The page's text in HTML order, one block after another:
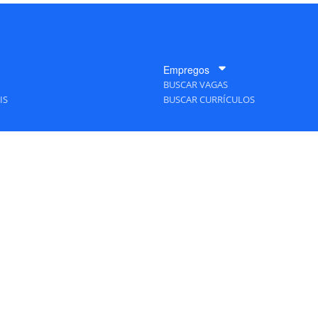
Empregos
BUSCAR VAGAS
BUSCAR CURRÍCULOS